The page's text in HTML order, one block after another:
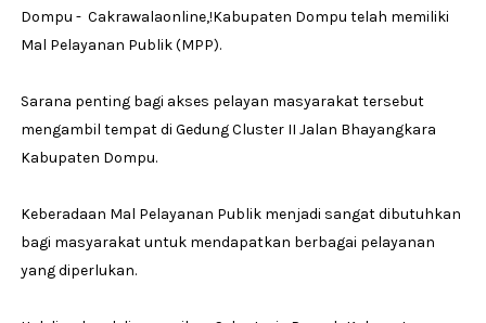
Dompu - Cakrawalaonline,!Kabupaten Dompu telah memiliki
Mal Pelayanan Publik (MPP).
Sarana penting bagi akses pelayan masyarakat tersebut
mengambil tempat di Gedung Cluster II Jalan Bhayangkara
Kabupaten Dompu.
Keberadaan Mal Pelayanan Publik menjadi sangat dibutuhkan
bagi masyarakat untuk mendapatkan berbagai pelayanan
yang diperlukan.